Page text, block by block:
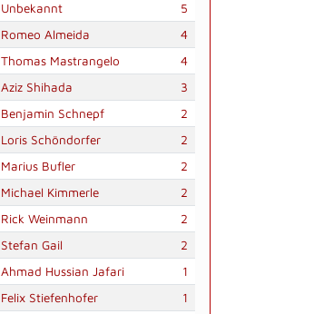
Unbekannt
5
Romeo Almeida
4
Thomas Mastrangelo
4
Aziz Shihada
3
Benjamin Schnepf
2
Loris Schöndorfer
2
Marius Bufler
2
Michael Kimmerle
2
Rick Weinmann
2
Stefan Gail
2
Ahmad Hussian Jafari
1
Felix Stiefenhofer
1